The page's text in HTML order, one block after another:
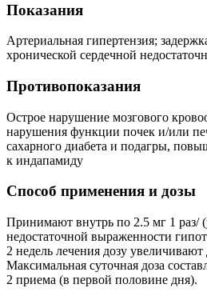
Показания
Артериальная гипертензия;
хронической сердечной
Противопоказания
Острое нарушение мозгового
нарушения функции почек и/или
сахарного диабета и подагры,
к индапамиду
Способ применения и дозы
Принимают внутрь по 2.5 мг 1 раз/
недостаточной выраженности
2 недель лечения дозу
Максимальная суточная доза
2 приема (в первой половине дня).